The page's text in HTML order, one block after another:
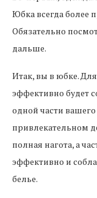
Юбка всегда более
Обязательно
дальше.
Итак, вы в юбке.
эффективно будет
одной части
привлекательном
полная нагота, а
эффективно и
белье.